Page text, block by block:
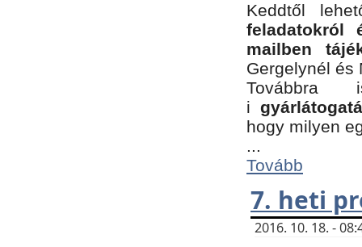
Keddtől
feladatokról
mailben
Gergelynél és
Továbbra
i
hogy milyen
...
Tovább
7. heti
2016. 10. 18. -